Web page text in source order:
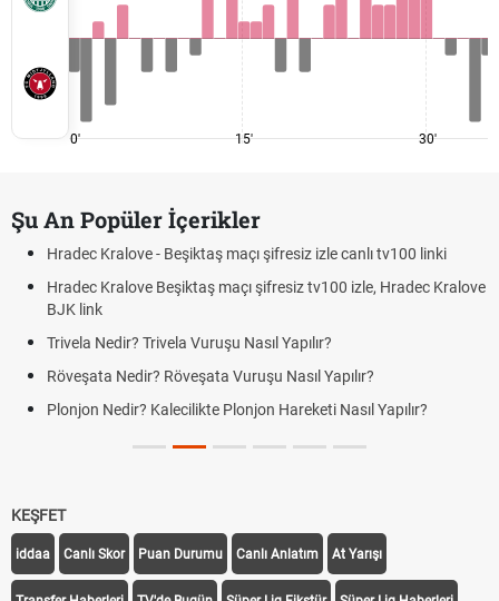
0' 15' 30'
Şu An Popüler İçerikler
Hradec Kralove - Beşiktaş maçı şifresiz izle canlı tv100 linki
Hradec Kralove Beşiktaş maçı şifresiz tv100 izle, Hradec Kralove
BJK link
Trivela Nedir? Trivela Vuruşu Nasıl Yapılır?
Röveşata Nedir? Röveşata Vuruşu Nasıl Yapılır?
Plonjon Nedir? Kalecilikte Plonjon Hareketi Nasıl Yapılır?
KEŞFET
iddaa Canlı Skor Puan Durumu Canlı Anlatım At Yarışı